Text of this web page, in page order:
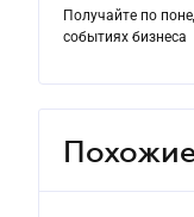
Получайте по
событиях бизнеса